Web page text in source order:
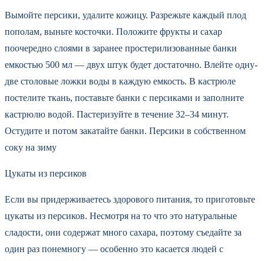
Вымойте персики, удалите кожицу. Разрежьте каждый плод
пополам, выньте косточки. Положите фрукты и сахар
поочередно слоями в заранее простерилизованные банки
емкостью 500 мл — двух штук будет достаточно. Влейте одну-
две столовые ложки воды в каждую емкость. В кастрюле
постелите ткань, поставьте банки с персиками и заполните
кастрюлю водой. Пастеризуйте в течение 32–34 минут.
Остудите и потом закатайте банки. Персики в собственном
соку на зиму
Цукаты из персиков
Если вы придерживаетесь здорового питания, то приготовьте
цукаты из персиков. Несмотря на то что это натуральные
сладости, они содержат много сахара, поэтому съедайте за
один раз понемногу — особенно это касается людей с